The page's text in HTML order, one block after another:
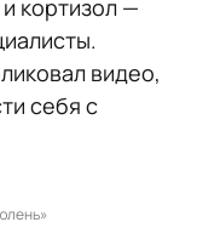
кортизол —
видео,
себя с